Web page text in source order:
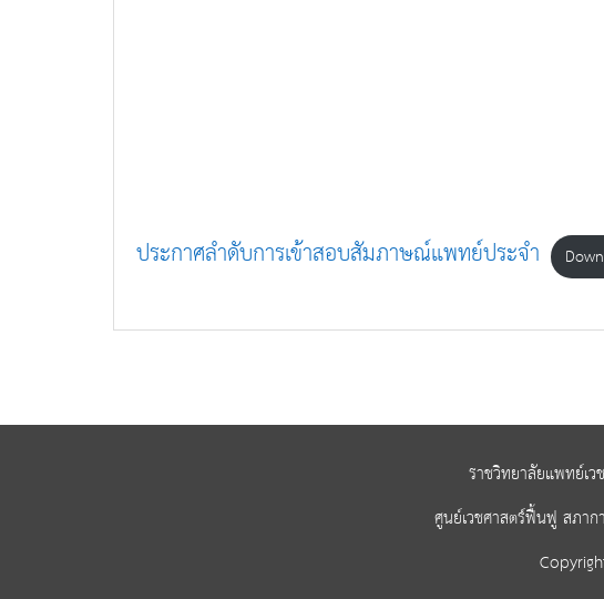
ประกาศลำดับการเข้าสอบสัมภาษณ์แพทย์ประจำ
ราชวิทยาลัยแพทย์เ
ศูนย์เวชศาสตร์ฟื้นฟู สภาก